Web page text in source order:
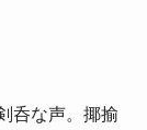
呑な声。揶揄